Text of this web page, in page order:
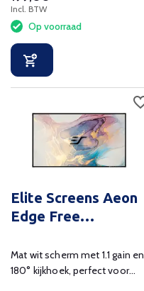
Incl. BTW
Op voorraad
Elite Screens Aeon
Edge Free
Mat wit scherm met 1.1 gain en
180° kijkhoek, perfect voor